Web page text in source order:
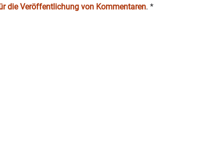
die Veröffentlichung von Kommentaren. *